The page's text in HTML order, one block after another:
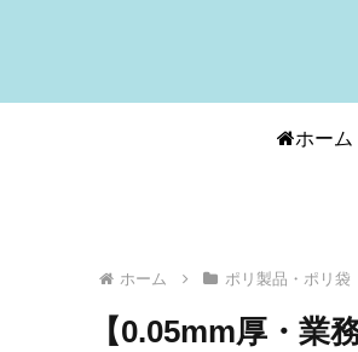
ホーム
ホーム ポリ製品・ポリ袋
【0.05mm厚・業